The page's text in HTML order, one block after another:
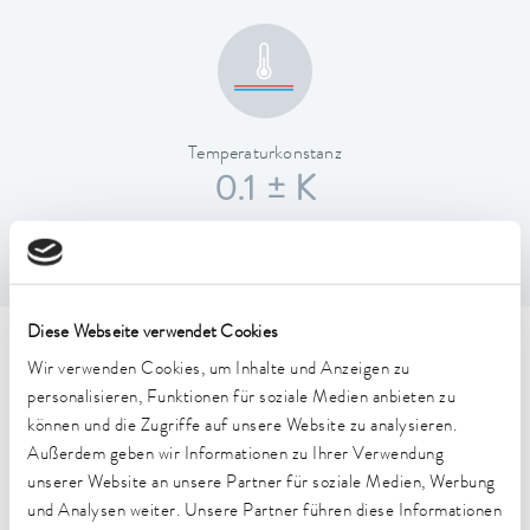
Diese Webseite verwendet Cookies
Wir verwenden Cookies, um Inhalte und Anzeigen zu
personalisieren, Funktionen für soziale Medien anbieten zu
können und die Zugriffe auf unsere Website zu analysieren.
Außerdem geben wir Informationen zu Ihrer Verwendung
unserer Website an unsere Partner für soziale Medien, Werbung
und Analysen weiter. Unsere Partner führen diese Informationen
Temperaturkonstanz
0.1 ± K
Technische Merkmale (nach
DIN 12876)
Arbeitstemperaturbereich
25 ... 100 °C